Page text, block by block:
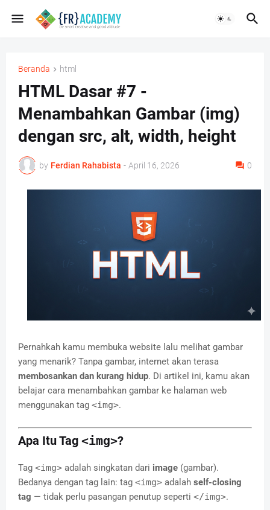
Beranda html
HTML Dasar #7 -
Menambahkan Gambar (img)
dengan src, alt, width, height
by Ferdian Rahabista - April 16, 2026 0
Pernahkah kamu membuka website lalu melihat gambar
yang menarik? Tanpa gambar, internet akan terasa
membosankan dan kurang hidup. Di artikel ini, kamu akan
belajar cara menambahkan gambar ke halaman web
menggunakan tag <img>.
Apa Itu Tag <img>?
Tag <img> adalah singkatan dari image (gambar).
Bedanya dengan tag lain: tag <img> adalah self-closing
tag — tidak perlu pasangan penutup seperti </img>.